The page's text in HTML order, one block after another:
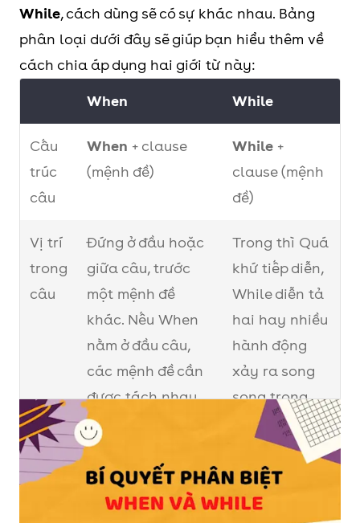
While, cách dùng sẽ có sự khác nhau. Bảng
phân loại dưới đây sẽ giúp bạn hiểu thêm về
cách chia áp dụng hai giới từ này:
When While
Cấu
trúc
câu
When + clause
(mệnh đề)
While +
clause (mệnh
đề)
Vị trí
trong
câu
Đứng ở đầu hoặc
giữa câu, trước
một mệnh đề
khác. Nếu When
nằm ở đầu câu,
các mệnh đề cần
được tách nhau
bởi dấu phẩy.
Trong thì Quá
khứ tiếp diễn,
While diễn tả
hai hay nhiều
hành động
xảy ra song
song trong
quá khứ.
Ví dụ
The children were
shouting when
While I was
jogging, it